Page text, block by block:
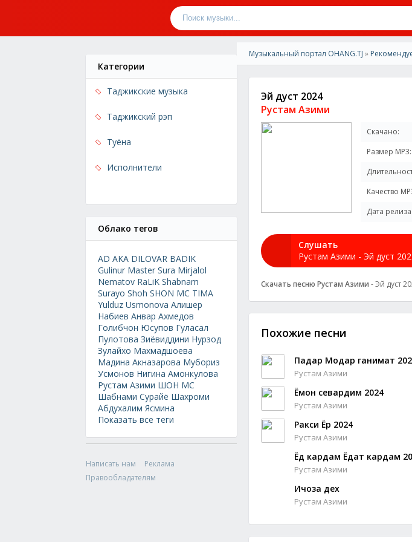
Категории
Таджикские музыка
Таджикский рэп
Туёна
Исполнители
Облако тегов
AD AKA DILOVAR BADIK
Gulinur Master Sura Mirjalol
Nematov RaLiK Shabnam
Surayo Shoh SHON MC TIMA
Yulduz Usmonova Алишер
Набиев Анвар Ахмедов
Голибчон Юсупов Гуласал
Пулотова Зиёвиддини Нурзод
Зулайхо Махмадшоева
Мадина Акназарова Мубориз
Усмонов Нигина Амонкулова
Рустам Азими ШОН МС
Шабнами Сурайё Шахроми
Абдухалим Ясмина
Показать все теги
Написать нам
Реклама
Правообладателям
Музыкальный портал OHANG.TJ »
Эй дуст 2024
Рустам Азими
Скачано:
Размер MP3:
Качество
Дата релиза:
Слушать
Рустам Азими - Эй дуст
Скачать песню Рустам Азими - Эй дуст
Похожие песни
Падар Модар ганимат
Рустам Азими
Ёмон севардим 2024
Рустам Азими
Ракси Ёр 2024
Рустам Азими
Ёд кардам Ёдат кардам
Рустам Азими
Ичоза дех
Рустам Азими